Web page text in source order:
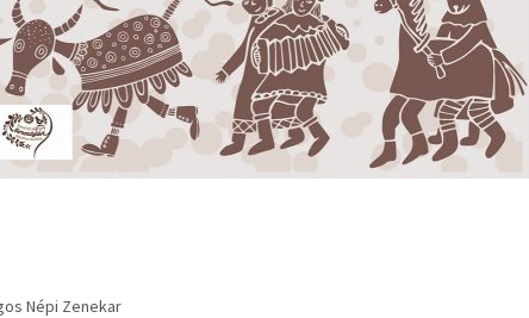
Népi Zenekar